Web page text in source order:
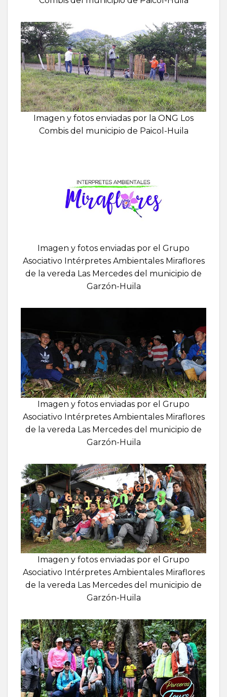
Imagen y fotos enviadas por la ONG Los
Combis del municipio de Paicol-Huila
Imagen y fotos enviadas por el Grupo
Asociativo Intérpretes Ambientales Miraflores
de la vereda Las Mercedes del municipio de
Garzón-Huila
Imagen y fotos enviadas por el Grupo
Asociativo Intérpretes Ambientales Miraflores
de la vereda Las Mercedes del municipio de
Garzón-Huila
Imagen y fotos enviadas por el Grupo
Asociativo Intérpretes Ambientales Miraflores
de la vereda Las Mercedes del municipio de
Garzón-Huila